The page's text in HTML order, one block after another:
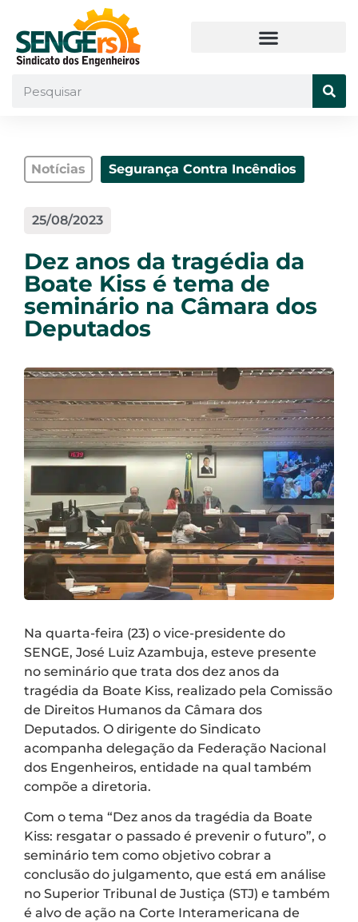
Notícias Segurança Contra Incêndios
25/08/2023
Dez anos da tragédia da
Boate Kiss é tema de
seminário na Câmara dos
Deputados
Na quarta-feira (23) o vice-presidente do
SENGE, José Luiz Azambuja, esteve presente
no seminário que trata dos dez anos da
tragédia da Boate Kiss, realizado pela Comissão
de Direitos Humanos da Câmara dos
Deputados. O dirigente do Sindicato
acompanha delegação da Federação Nacional
dos Engenheiros, entidade na qual também
compõe a diretoria.
Com o tema “Dez anos da tragédia da Boate
Kiss: resgatar o passado é prevenir o futuro”, o
seminário tem como objetivo cobrar a
conclusão do julgamento, que está em análise
no Superior Tribunal de Justiça (STJ) e também
é alvo de ação na Corte Interamericana de